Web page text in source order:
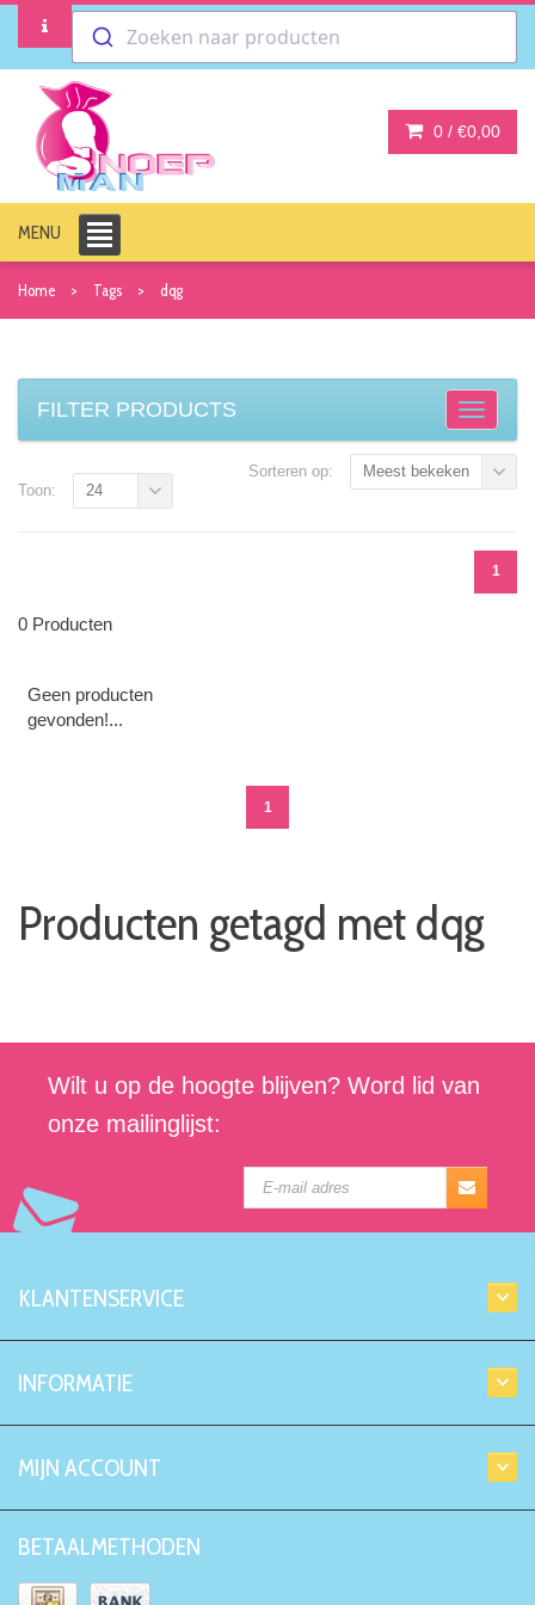
Zoeken naar producten
0 / €0,00
MENU
Home Tags dqg
FILTER PRODUCTS
Sorteren op: Meest bekeken
1
Toon: 24
0 Producten
Geen producten
gevonden!...
1
Producten getagd met dqg
Wilt u op de hoogte blijven? Word lid van
onze mailinglijst:
KLANTENSERVICE
INFORMATIE
MIJN ACCOUNT
BETAALMETHODEN